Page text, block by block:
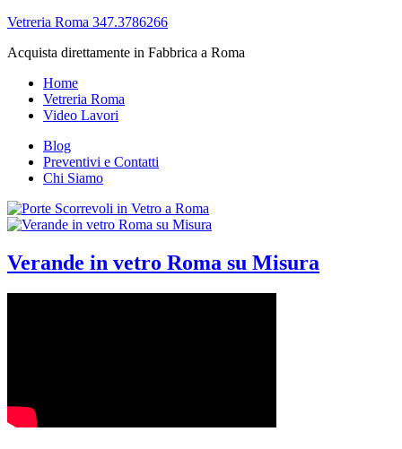
Vetreria Roma 347.3786266
Acquista direttamente in Fabbrica a Roma
Home
Vetreria Roma
Video Lavori
Blog
Preventivi e Contatti
Chi Siamo
Verande in vetro Roma su Misura